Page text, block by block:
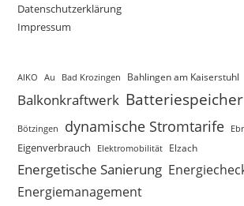
Datenschutzerklärung
Impressum
AIKO Au Bad Krozingen Bahlingen am Kaiserstuhl
Balkonkraftwerk Batteriespeicher
Bötzingen dynamische Stromtarife
Eigenverbrauch Elektromobilität Elzach
Energetische Sanierung
Energiemanagement